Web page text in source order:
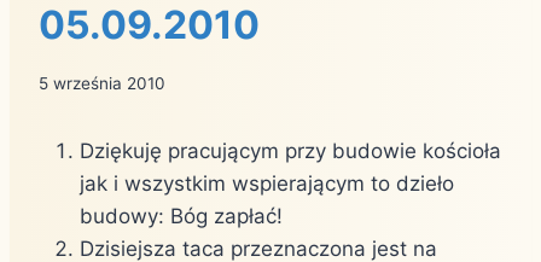
05.09.2010
5 września 2010
Dziękuję pracującym przy budowie kościoła
jak i wszystkim wspierającym to dzieło
budowy: Bóg zapłać!
Dzisiejsza taca przeznaczona jest na